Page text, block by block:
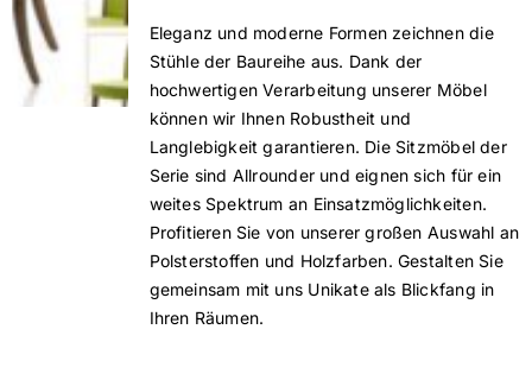
Eleganz und moderne Formen zeichnen die
Stühle der Baureihe aus. Dank der
hochwertigen Verarbeitung unserer Möbel
können wir Ihnen Robustheit und
Langlebigkeit garantieren. Die Sitzmöbel der
Serie sind Allrounder und eignen sich für ein
weites Spektrum an Einsatzmöglichkeiten.
Profitieren Sie von unserer großen Auswahl an
Polsterstoffen und Holzfarben. Gestalten Sie
gemeinsam mit uns Unikate als Blickfang in
Ihren Räumen.